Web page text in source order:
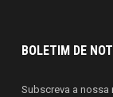
BOLETIM DE
Subscreva a nossa